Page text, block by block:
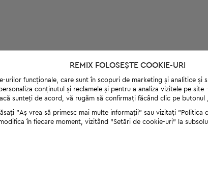
REMIX FOLOSEȘTE COOKIE-URI
urilor funcționale, care sunt în scopuri de marketing și analitice
conținutul și reclamele și pentru a analiza vizitele pe
sunteți de acord, vă rugăm să confirmați făcând clic pe butonul
"Аș vrea să primesc mai multe informații" sau vizitați
în fiecare moment, vizitând "Setări de cookie-uri" la